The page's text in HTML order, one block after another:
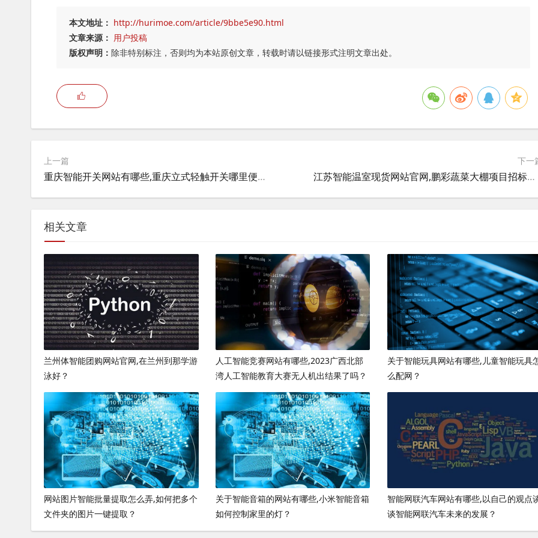
本文地址： http://hurimoe.com/article/9bbe5e90.html
文章来源： 用户投稿
版权声明： 除非特别标注，否则均为本站原创文章，转载时请以链接形式注明文章出处。
上一篇
重庆智能开关网站有哪些,重庆立式轻触开关哪里便宜？
下一
江苏智能温室现货网站官网,鹏彩蔬菜大棚项目招标结果？
相关文章
兰州体智能团购网站官网,在兰州到那学游
泳好？
人工智能竞赛网站有哪些,2023广西北部
湾人工智能教育大赛无人机出结果了吗？
关于智能玩具网站有哪些,儿童智能玩具
么配网？
网站图片智能批量提取怎么弄,如何把多个
文件夹的图片一键提取？
关于智能音箱的网站有哪些,小米智能音箱
如何控制家里的灯？
智能网联汽车网站有哪些,以自己的观点
谈智能网联汽车未来的发展？